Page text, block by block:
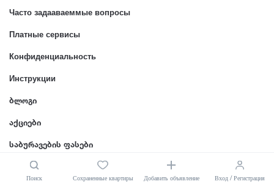
Поиск Сохраненные квартиры Добавить объявление Вход / Регистрация
Часто задааваеммые вопросы
Платные сервисы
Конфиденциальность
Инструкции
ბლოგი
აქციები
საბურავების ფასები